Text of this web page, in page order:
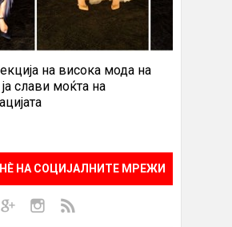
на висока мода на
слави моќта на
НА СОЦИЈАЛНИТЕ МРЕЖИ